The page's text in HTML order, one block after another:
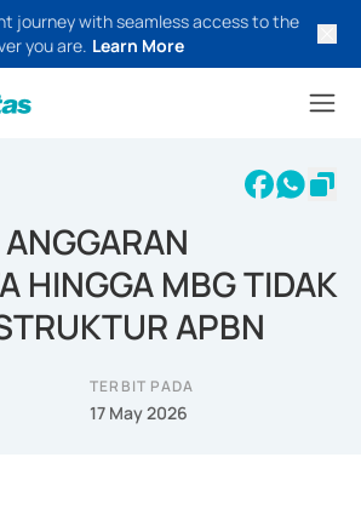
journey with seamless access to the
you are. Learn More
HINGGA MBG TIDAK
APBN
TERBIT PADA
17 May 2026